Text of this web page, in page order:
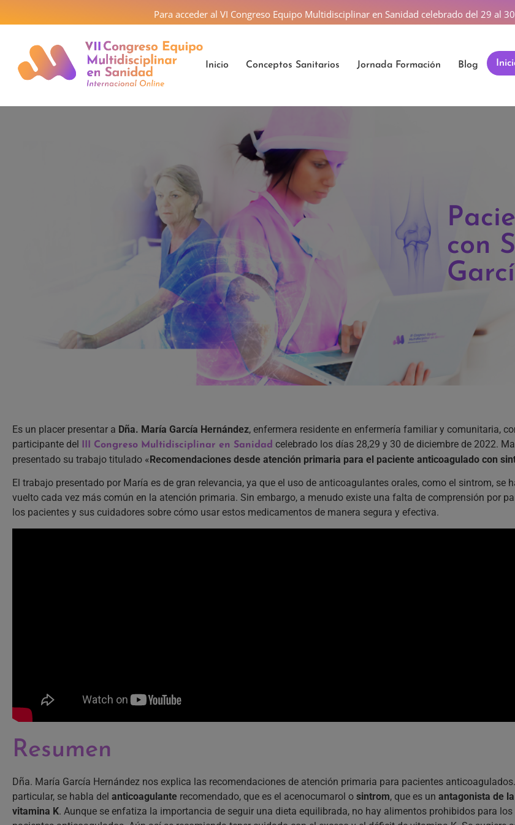
Para acceder al VI Congreso Equipo Multidisciplinar en Sanidad celebrado del 29 al
Inicio Conceptos Sanitarios Jornada Formación Blog
con
Es un placer presentar a Dña. María García Hernández, enfermera residente en enfermería familiar y comunitaria,
participante del
III Congreso Multidisciplinar en Sanidad celebrado los días 28,29 y 30 de diciembre de 2022.
presentado su trabajo titulado «Recomendaciones desde atención primaria para el paciente anticoagulado con
El trabajo presentado por María es de gran relevancia, ya que el uso de anticoagulantes orales, como el sintrom, se
vuelto cada vez más común en la atención primaria. Sin embargo, a menudo existe una falta de comprensión por
los pacientes y sus cuidadores sobre cómo usar estos medicamentos de manera segura y efectiva.
Resumen
Dña. María García Hernández nos explica las recomendaciones de atención primaria para pacientes
particular, se habla del anticoagulante recomendado, que es el acenocumarol o sintrom, que es un antagonista de la
vitamina K. Aunque se enfatiza la importancia de seguir una dieta equilibrada, no hay alimentos prohibidos para los